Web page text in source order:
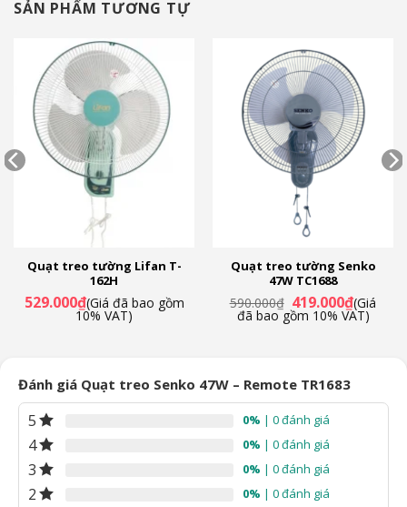
SẢN PHẨM TƯƠNG TỰ
Quạt treo tường Lifan T-
162H
529.000₫(Giá đã bao gồm
10% VAT)
Quạt treo tường Senko
47W TC1688
590.000₫ Giá
gốc
là:
419.000₫Giá
hiện
tại
(Giá
đã bao gồm 10% VAT)
Đánh giá Quạt treo Senko 47W – Remote TR1683
5 0% | 0 đánh giá
4 0% | 0 đánh giá
3 0% | 0 đánh giá
2 0% | 0 đánh giá